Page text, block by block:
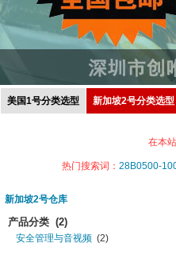
美国1号分类选型 新加坡2号分类选型
在本
热门搜索词： 28B0500-
新加坡2号仓库
产品分类 (2)
安全管理与音视频 (2)